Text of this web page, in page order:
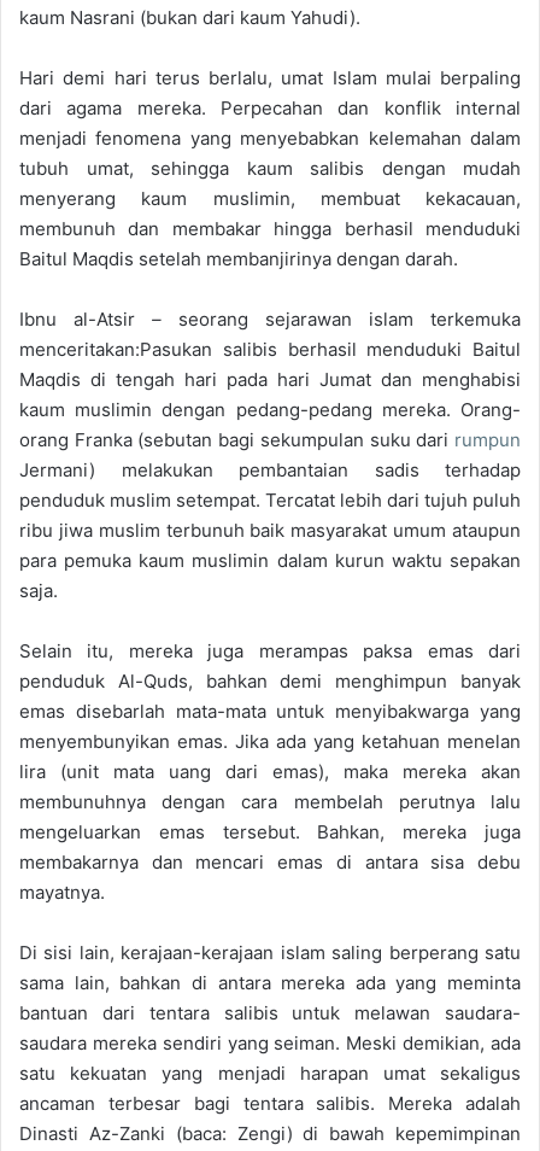
kaum Nasrani (bukan dari kaum Yahudi).
Hari demi hari terus berlalu, umat Islam mulai berpaling
dari agama mereka. Perpecahan dan konflik internal
menjadi fenomena yang menyebabkan kelemahan dalam
tubuh umat, sehingga kaum salibis dengan mudah
menyerang kaum muslimin, membuat kekacauan,
membunuh dan membakar hingga berhasil menduduki
Baitul Maqdis setelah membanjirinya dengan darah.
Ibnu al-Atsir – seorang sejarawan islam terkemuka
menceritakan:Pasukan salibis berhasil menduduki Baitul
Maqdis di tengah hari pada hari Jumat dan menghabisi
kaum muslimin dengan pedang-pedang mereka. Orang-
orang Franka (sebutan bagi sekumpulan suku dari rumpun
Jermani) melakukan pembantaian sadis terhadap
penduduk muslim setempat. Tercatat lebih dari tujuh puluh
ribu jiwa muslim terbunuh baik masyarakat umum ataupun
para pemuka kaum muslimin dalam kurun waktu sepakan
saja.
Selain itu, mereka juga merampas paksa emas dari
penduduk Al-Quds, bahkan demi menghimpun banyak
emas disebarlah mata-mata untuk menyibakwarga yang
menyembunyikan emas. Jika ada yang ketahuan menelan
lira (unit mata uang dari emas), maka mereka akan
membunuhnya dengan cara membelah perutnya lalu
mengeluarkan emas tersebut. Bahkan, mereka juga
membakarnya dan mencari emas di antara sisa debu
mayatnya.
Di sisi lain, kerajaan-kerajaan islam saling berperang satu
sama lain, bahkan di antara mereka ada yang meminta
bantuan dari tentara salibis untuk melawan saudara-
saudara mereka sendiri yang seiman. Meski demikian, ada
satu kekuatan yang menjadi harapan umat sekaligus
ancaman terbesar bagi tentara salibis. Mereka adalah
Dinasti Az-Zanki (baca: Zengi) di bawah kepemimpinan